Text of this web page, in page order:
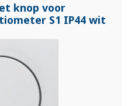
knop voor
S1 IP44 wit